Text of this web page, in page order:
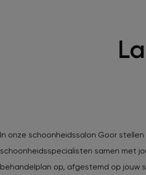
In onze schoonheidssalon Goor stellen
schoonheidsspecialisten samen met
behandelplan op, afgestemd op jouw